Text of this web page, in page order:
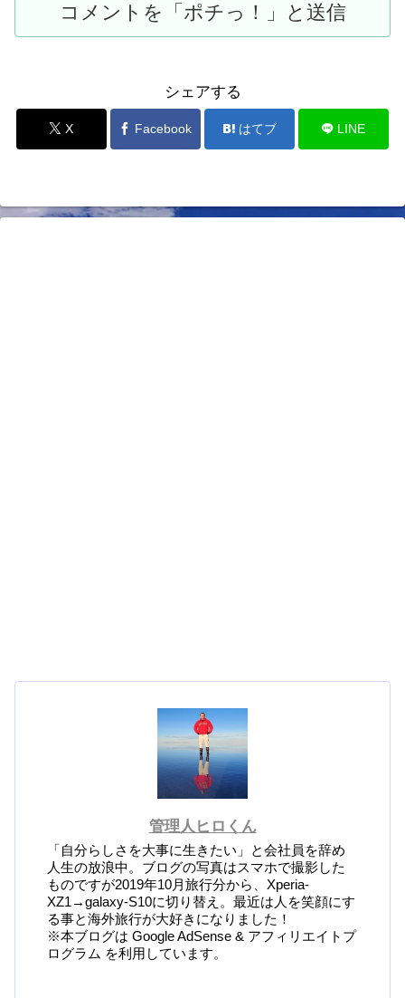
シェアする
X Facebook はてブ LINE
管理人ヒロくん
「自分らしさを大事に生きたい」と会社員を辞め
人生の放浪中。ブログの写真はスマホで撮影した
ものですが2019年10月旅行分から、Xperia-
XZ1→galaxy-S10に切り替え。最近は人を笑顔にす
る事と海外旅行が大好きになりました！
※本ブログは Google AdSense & アフィリエイトプ
ログラム を利用しています。